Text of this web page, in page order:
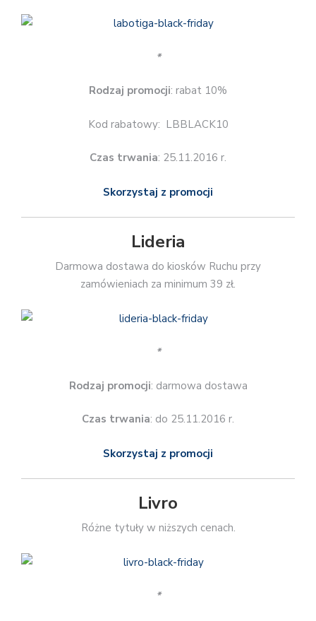
*
Rodzaj promocji: rabat 10%
Kod rabatowy: LBBLACK10
Czas trwania: 25.11.2016 r.
Skorzystaj z promocji
Lideria
Darmowa dostawa do kiosków Ruchu przy
zamówieniach za minimum 39 zł.
*
Rodzaj promocji: darmowa dostawa
Czas trwania: do 25.11.2016 r.
Skorzystaj z promocji
Livro
Różne tytuły w niższych cenach.
*